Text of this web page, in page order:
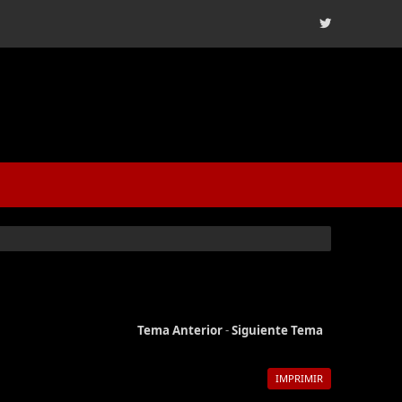
Tema Anterior-Siguiente Tema
IMPRIMIR